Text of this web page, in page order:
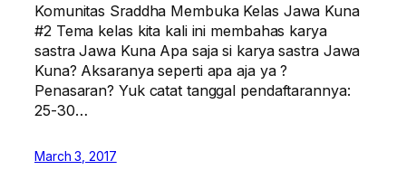
Komunitas Sraddha Membuka Kelas Jawa Kuna
#2 Tema kelas kita kali ini membahas karya
sastra Jawa Kuna Apa saja si karya sastra Jawa
Kuna? Aksaranya seperti apa aja ya ?
Penasaran? Yuk catat tanggal pendaftarannya:
25-30…
March 3, 2017